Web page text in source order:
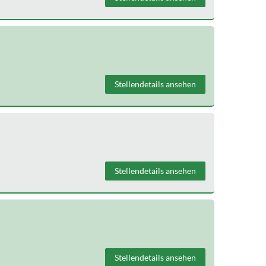
Stellendetails ansehen
Stellendetails ansehen
Stellendetails ansehen